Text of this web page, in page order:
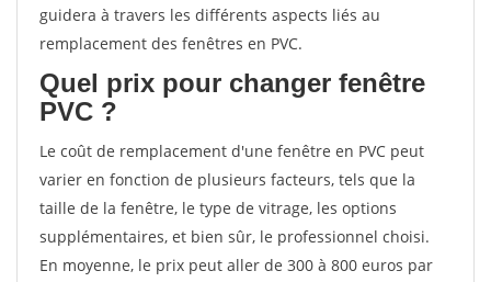
guidera à travers les différents aspects liés au
remplacement des fenêtres en PVC.
Quel prix pour changer fenêtre
PVC ?
Le coût de remplacement d'une fenêtre en PVC peut
varier en fonction de plusieurs facteurs, tels que la
taille de la fenêtre, le type de vitrage, les options
supplémentaires, et bien sûr, le professionnel choisi.
En moyenne, le prix peut aller de 300 à 800 euros par